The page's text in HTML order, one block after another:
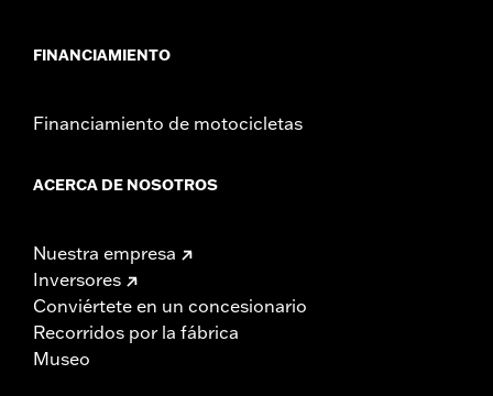
FINANCIAMIENTO
Financiamiento de motocicletas
ACERCA DE NOSOTROS
Nuestra empresa
Inversores
Conviértete en un concesionario
Recorridos por la fábrica
Museo